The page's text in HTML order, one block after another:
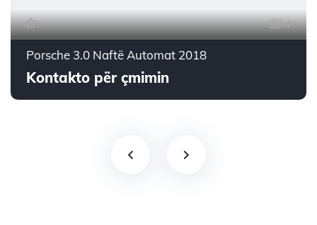
4
Porsche 3.0 Naftë Automat 2018
Kontakto për çmimin